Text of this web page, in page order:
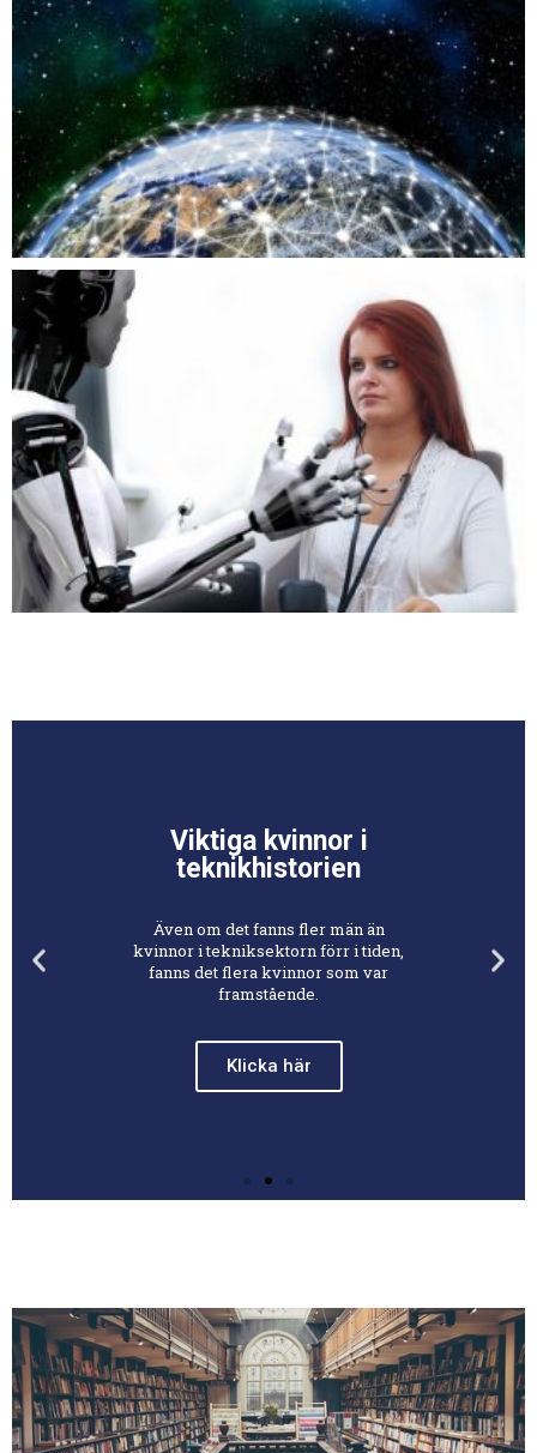
Viktiga kvinnor i
teknikhistorien
Även om det fanns fler män än
kvinnor i tekniksektorn förr i tiden,
fanns det flera kvinnor som var
framstående.
Klicka här